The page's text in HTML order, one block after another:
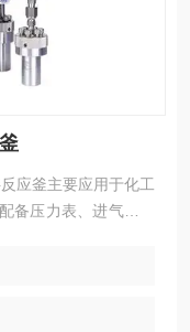
应釜主要应用于化工
备压力表、进气阀、